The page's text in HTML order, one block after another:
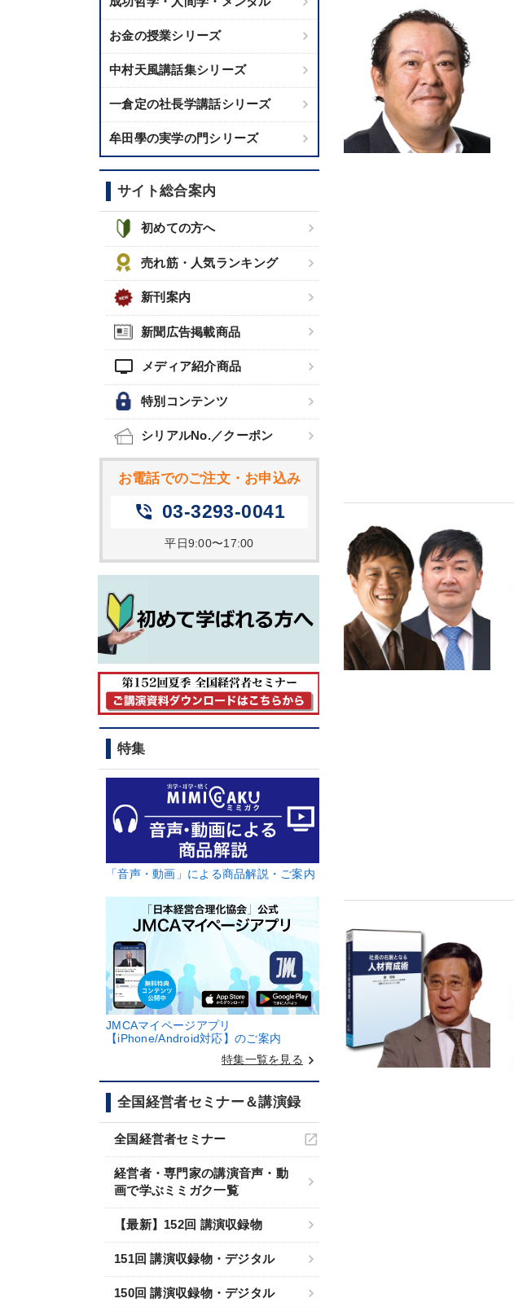
お金の授業シリーズ
中村天風講話集シリーズ
一倉定の社長学講話シリーズ
牟田學の実学の門シリーズ
サイト総合案内
初めての方へ
売れ筋・人気ランキング
新刊案内
新聞広告掲載商品
tv メディア紹介商品
特別コンテンツ
シリアルNo.／クーポン
お電話でのご注文・お申込み
phone_in_talk 03-3293-0041
平日9:00〜17:00
特集
「音声・動画」による商品解説・ご案内
JMCAマイページアプリ
【iPhone/Android対応】のご案内
特集一覧を見る keyboard_arrow_right
全国経営者セミナー＆講演録
全国経営者セミナー
経営者・専門家の講演音声・動
画で学ぶミミガク一覧
【最新】152回 講演収録物
151回 講演収録物・デジタル
150回 講演収録物・デジタル